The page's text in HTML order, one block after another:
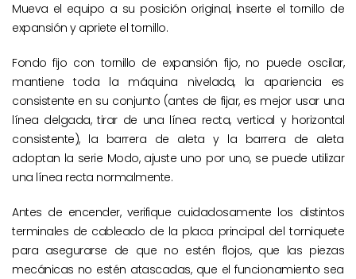
Mueva el equipo a su posición original, inserte el tornillo de
expansión y apriete el tornillo.
Fondo fijo con tornillo de expansión fijo, no puede oscilar,
mantiene toda la máquina nivelada, la apariencia es
consistente en su conjunto (antes de fijar, es mejor usar una
línea delgada, tirar de una línea recta, vertical y horizontal
consistente), la barrera de aleta y la barrera de aleta
adoptan la serie Modo, ajuste uno por uno, se puede utilizar
una línea recta normalmente.
Antes de encender, verifique cuidadosamente los distintos
terminales de cableado de la placa principal del torniquete
para asegurarse de que no estén flojos, que las piezas
mecánicas no estén atascadas, que el funcionamiento sea